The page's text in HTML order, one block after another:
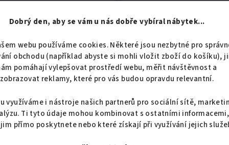
Dobrý den, aby se vám u nás dobře vybíral nábytek...
webu používáme cookies. Některé jsou nezbytné pro
obchodu (například abyste si mohli vložit zboží do košíku),
pomáhají vylepšovat prostředí webu, měřit návštěvnost a
zobrazovat reklamy, které pro vás budou opravdu relevantní.
využíváme i nástroje našich partnerů pro sociální sítě,
Ti tyto údaje mohou kombinovat s ostatními informacemi,
přímo poskytnete nebo které získají při využívání jejich
0 skořicová 0
0